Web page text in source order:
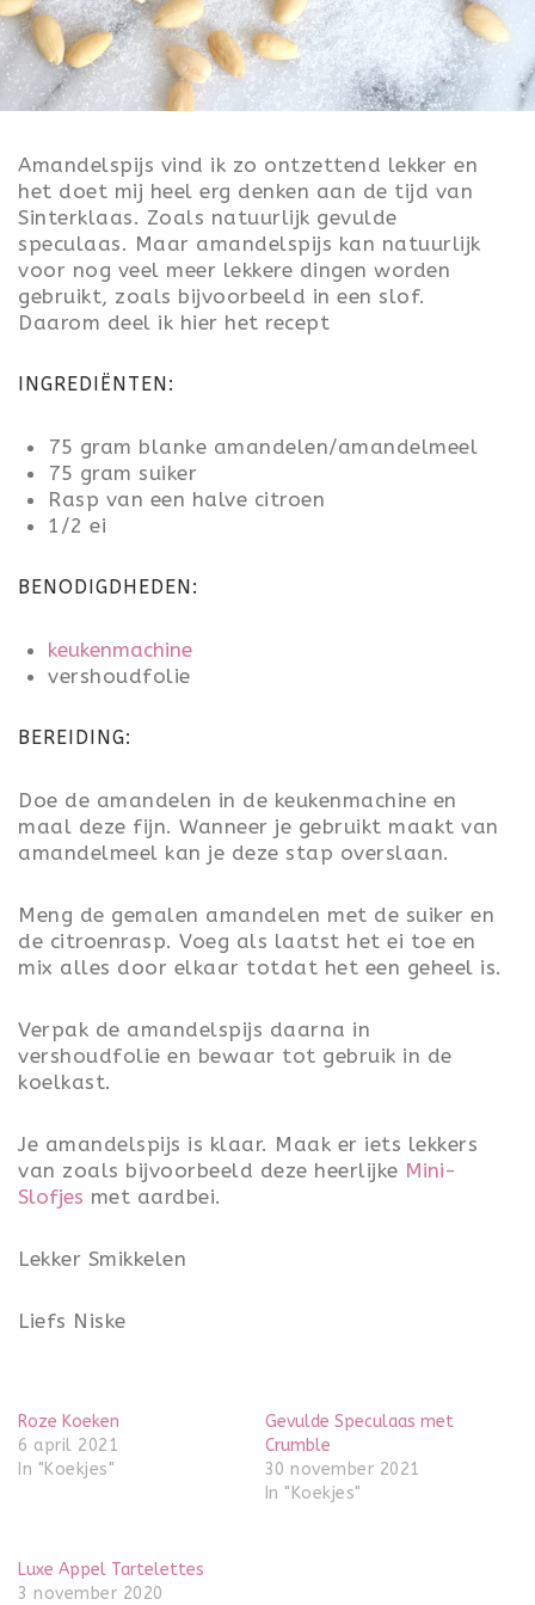
ONTBIJT
LUNCH
FEEST
VALENTIJN
KONINGSDAG
KERST
OUD & NIEUW
Amandelspijs vind ik zo ontzettend lekker en
het doet mij heel erg denken aan de tijd van
Sinterklaas. Zoals natuurlijk gevulde
speculaas. Maar amandelspijs kan natuurlijk
voor nog veel meer lekkere dingen worden
gebruikt, zoals bijvoorbeeld in een slof.
Daarom deel ik hier het recept
INGREDIËNTEN:
75 gram blanke amandelen/amandelmeel
75 gram suiker
Rasp van een halve citroen
1/2 ei
BENODIGDHEDEN:
keukenmachine
vershoudfolie
BEREIDING:
Doe de amandelen in de keukenmachine en
maal deze fijn. Wanneer je gebruikt maakt van
amandelmeel kan je deze stap overslaan.
Meng de gemalen amandelen met de suiker en
de citroenrasp. Voeg als laatst het ei toe en
mix alles door elkaar totdat het een geheel is.
Verpak de amandelspijs daarna in
vershoudfolie en bewaar tot gebruik in de
koelkast.
Je amandelspijs is klaar. Maak er iets lekkers
van zoals bijvoorbeeld deze heerlijke Mini-
Slofjes met aardbei.
Lekker Smikkelen
Liefs Niske
Roze Koeken
6 april 2021
In "Koekjes"
Gevulde Speculaas met
Crumble
30 november 2021
In "Koekjes"
Luxe Appel Tartelettes
3 november 2020